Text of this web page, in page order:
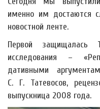
именно им достаются
новостной ленте.
Первой защищалась
исследования –
дативными
С. Г. Татевосов,
выпускница 2008 года.